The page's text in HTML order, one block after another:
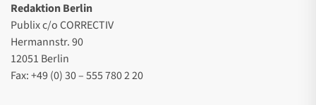
Redaktion Berlin
Publix c/o CORRECTIV
Hermannstr. 90
12051 Berlin
Fax: +49 (0) 30 – 555 780 2 20